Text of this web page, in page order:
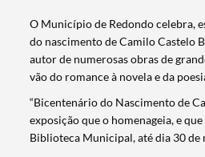
O Município de Redondo celebra,
do nascimento de Camilo Castelo
autor de numerosas obras de
vão do romance à novela e da
“Bicentenário do Nascimento de
exposição que o homenageia, e
Biblioteca Municipal, até dia 30 de